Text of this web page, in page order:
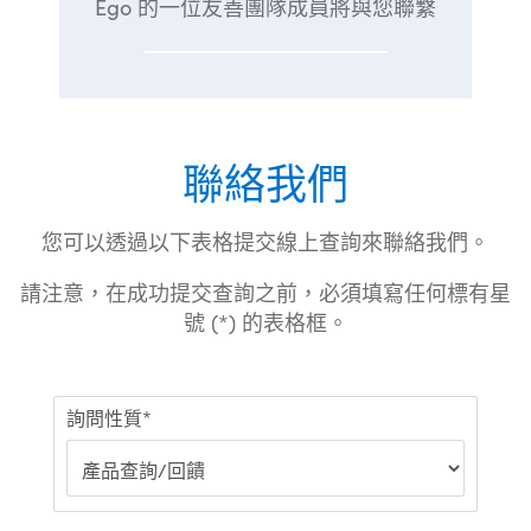
Ego 的一位友善團隊成員將與您聯繫
聯絡我們
您可以透過以下表格提交線上查詢來聯絡我們。
請注意，在成功提交查詢之前，必須填寫任何標有星
號 (*) 的表格框。
詢問性質*